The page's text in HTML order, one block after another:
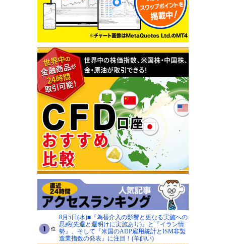
8月5日(水)■『為替介入の影響と更なる実施への
思惑(先週と週明けに実施あり)』と『イラン情
勢』、そして『米国のADP雇用統計とISM非製
造業指数の発表』に注目！(羊飼い)